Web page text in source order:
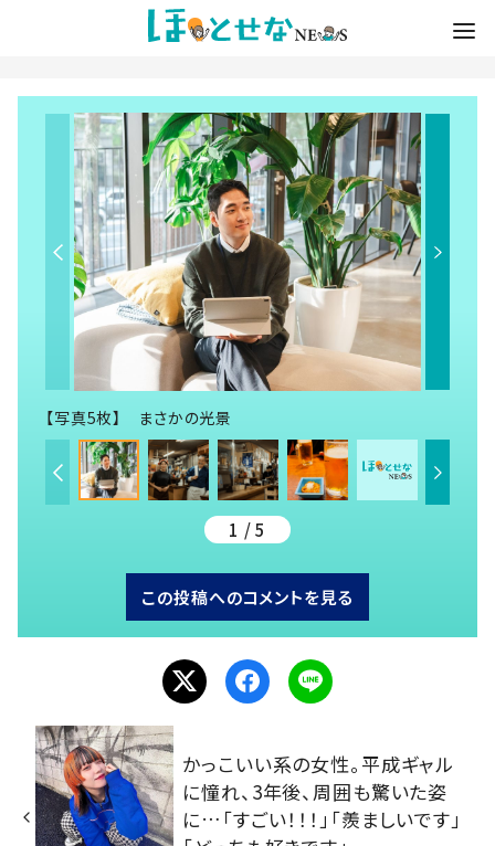
【写真5枚】 まさかの光景
1 / 5
この投稿へのコメントを見る
かっこいい系の女性。平成ギャル
に憧れ、3年後、周囲も驚いた姿
に…「すごい！！！」「羨ましいです」